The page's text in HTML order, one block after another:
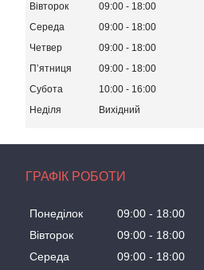
Вівторок
09:00
18:00
Середа
09:00
18:00
Четвер
09:00
18:00
Пʼятниця
09:00
18:00
Субота
10:00
16:00
Неділя
Вихідний
ГРАФІК РОБОТИ
Понеділок 09:00
18:00
Вівторок
09:00
18:00
Середа
09:00
18:00